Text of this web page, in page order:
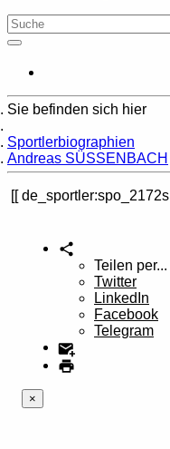
Sie befinden sich hier
Sportlerbiographien
Andreas SÜSSENBACH
de_sportler:spo_2172s
Teilen per...
Twitter
LinkedIn
Facebook
Telegram
×